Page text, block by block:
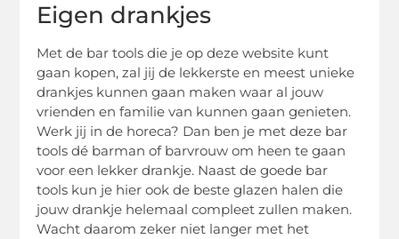
Eigen drankjes
Met de bar tools die je op deze website kunt
gaan kopen, zal jij de lekkerste en meest unieke
drankjes kunnen gaan maken waar al jouw
vrienden en familie van kunnen gaan genieten.
Werk jij in de horeca? Dan ben je met deze bar
tools dé barman of barvrouw om heen te gaan
voor een lekker drankje. Naast de goede bar
tools kun je hier ook de beste glazen halen die
jouw drankje helemaal compleet zullen maken.
Wacht daarom zeker niet langer met het